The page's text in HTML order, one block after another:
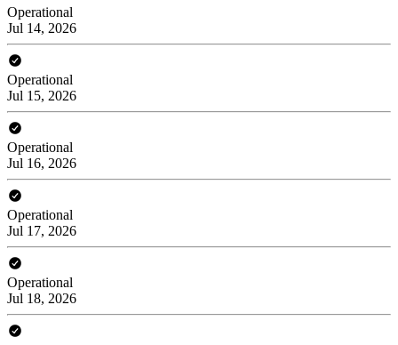
Operational
Jul 14, 2026
Operational
Jul 15, 2026
Operational
Jul 16, 2026
Operational
Jul 17, 2026
Operational
Jul 18, 2026